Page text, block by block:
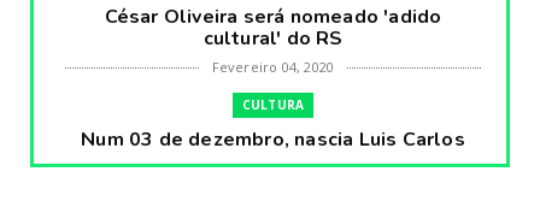
César Oliveira será nomeado 'adido
cultural' do RS
Fevereiro 04, 2020
CULTURA
Num 03 de dezembro, nascia Luis Carlos
Prestes, o Cavaleiro ...